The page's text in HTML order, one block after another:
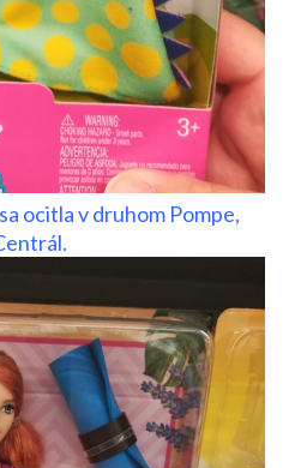
ocitla v druhom Pompe,